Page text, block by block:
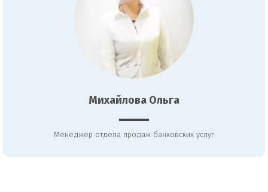
Михайлова Ольга
Менеджер отдела продаж банковских услуг